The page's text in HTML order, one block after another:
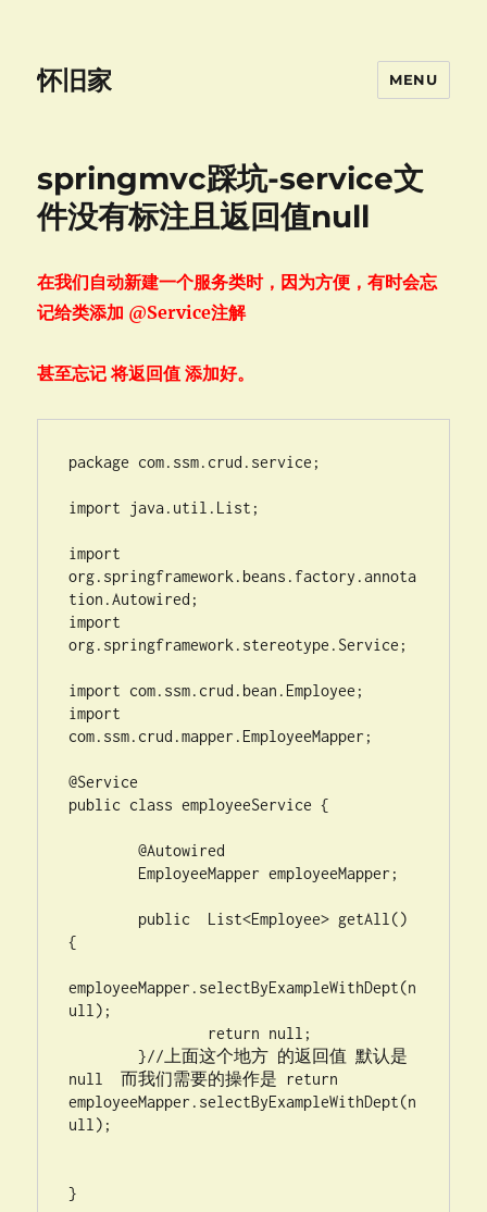
怀旧家 MENU
springmvc踩坑-service文
件没有标注且返回值null
在我们自动新建一个服务类时，因为方便，有时会忘
记给类添加 @Service注解
甚至忘记 将返回值 添加好。
package com.ssm.crud.service;
import java.util.List;
import
org.springframework.beans.factory.annota
tion.Autowired;
import
org.springframework.stereotype.Service;
import com.ssm.crud.bean.Employee;
import
com.ssm.crud.mapper.EmployeeMapper;
@Service
public class employeeService {
	@Autowired
{
employeeMapper.selectByExampleWithDept(n
ull);
	}//上面这个地方 的返回值 默认是
null  而我们需要的操作是 return
employeeMapper.selectByExampleWithDept(n
ull);
}